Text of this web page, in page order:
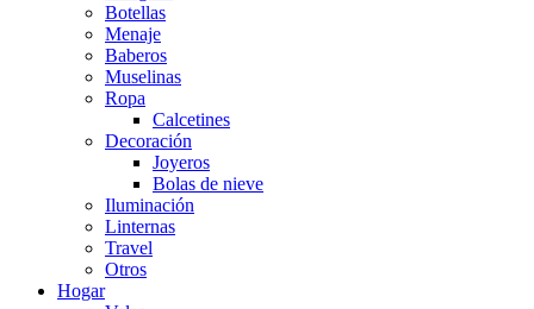
Botellas
Menaje
Baberos
Muselinas
Ropa
Calcetines
Decoración
Joyeros
Bolas de nieve
Iluminación
Linternas
Travel
Otros
Hogar